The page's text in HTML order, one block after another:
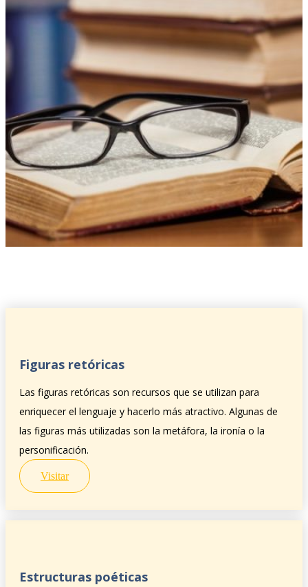
Figuras retóricas
Las figuras retóricas son recursos que se utilizan para
enriquecer el lenguaje y hacerlo más atractivo. Algunas de
las figuras más utilizadas son la metáfora, la ironía o la
personificación.
Visitar
Estructuras poéticas